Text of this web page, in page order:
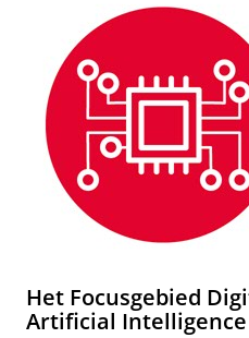
Het Focusgebied
Artificial